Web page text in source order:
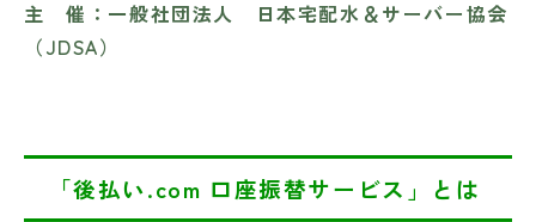
主 催：一般社団法人 日本宅配水＆サーバー協会
（JDSA）
「後払い.com 口座振替サービス」とは